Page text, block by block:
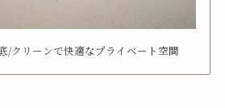
/クリーンで快適なプライベート空間